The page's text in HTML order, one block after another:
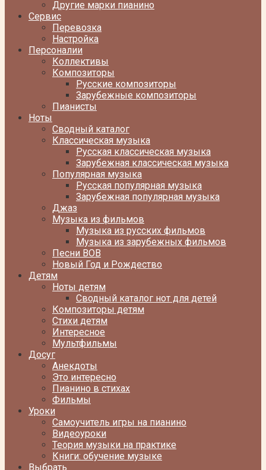
Другие марки пианино
Сервис
Перевозка
Настройка
Персоналии
Коллективы
Композиторы
Русские композиторы
Зарубежные композиторы
Пианисты
Ноты
Сводный каталог
Классическая музыка
Русская классическая музыка
Зарубежная классическая музыка
Популярная музыка
Русская популярная музыка
Зарубежная популярная музыка
Джаз
Музыка из фильмов
Музыка из русских фильмов
Музыка из зарубежных фильмов
Песни ВОВ
Новый Год и Рождество
Детям
Ноты детям
Сводный каталог нот для детей
Композиторы детям
Стихи детям
Интересное
Мультфильмы
Досуг
Анекдоты
Это интересно
Пианино в стихах
Фильмы
Уроки
Самоучитель игры на пианино
Видеоуроки
Теория музыки на практике
Книги: обучение музыке
Выбрать